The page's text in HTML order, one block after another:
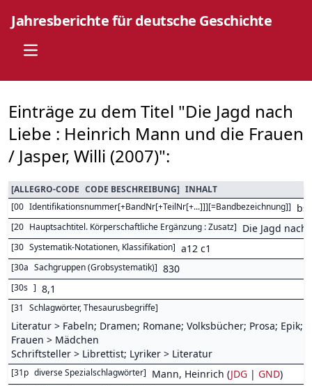
Jahresberichte für deutsche Geschichte
Open main menu
Einträge zu dem Titel "Die Jagd nach
Liebe : Heinrich Mann und die Frauen
/ Jasper, Willi (2007)":
[ALLEGRO-CODE CODE BESCHREIBUNG] INHALT
[00 Identifikationsnummer[+BandNr[+TeilNr[+...]]][=Bandbezeichnung]]
[20 Hauptsachtitel. Körperschaftliche Ergänzung : Zusatz] Die Jagd
[30 Systematik-Notationen, Klassifikation] a12 c1
[30a Sachgruppen (Grobsystematik)] 830
[30s ] 8,1
[31 Schlagwörter, Thesaurusbegriffe]
Literatur > Fabeln; Dramen; Romane; Volksbücher; Prosa;
Frauen > Mädchen
Schriftsteller > Librettist; Lyriker > Literatur
[31p diverse Spezialschlagwörter] Mann, Heinrich (JDG | GND)